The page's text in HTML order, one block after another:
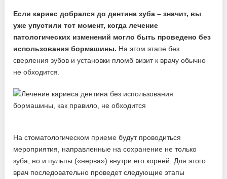
Если кариес добрался до дентина зуба – значит, вы
уже упустили тот момент, когда лечение
патологических изменений могло быть проведено без
использования бормашины. На этом этапе без
сверления зубов и установки пломб визит к врачу обычно
не обходится.
На стоматологическом приеме будут проводиться
мероприятия, направленные на сохранение не только
зуба, но и пульпы («нерва») внутри его корней. Для этого
врач последовательно проведет следующие этапы